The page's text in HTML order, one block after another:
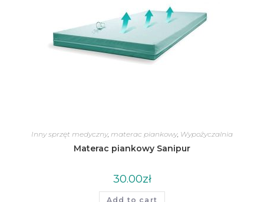
Inny sprzęt medyczny, materac piankowy, Wypożyczalnia
Materac piankowy Sanipur
30.00zł
Add to cart